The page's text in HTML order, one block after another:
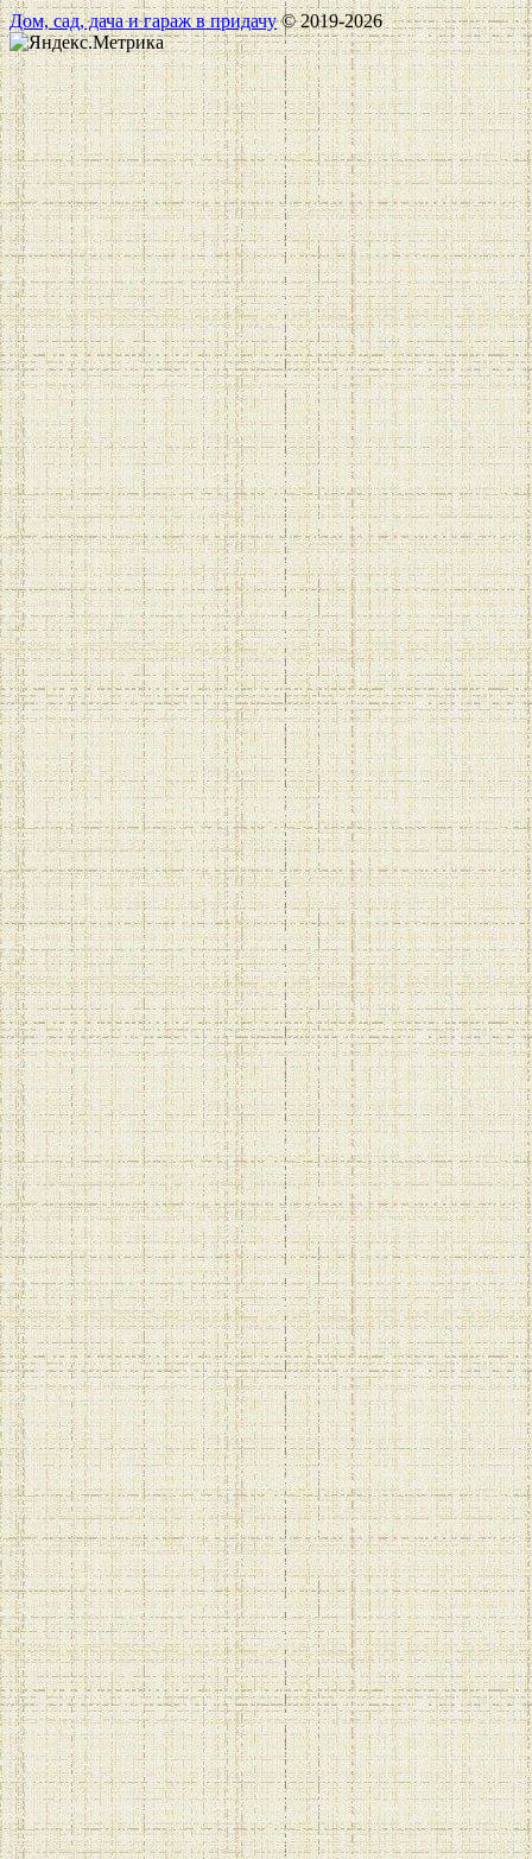
Дом, сад, дача и гараж в придачу© 2019-2026